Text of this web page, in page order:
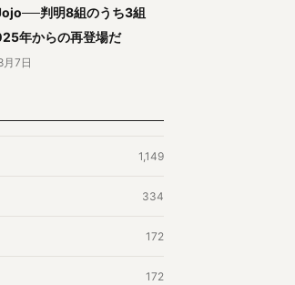
判明8組のうち3組
年からの再登場だ
7日
1,149
334
172
172